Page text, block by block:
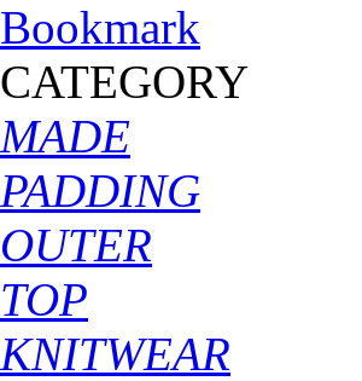
Bookmark
CATEGORY
MADE
PADDING
OUTER
TOP
KNITWEAR